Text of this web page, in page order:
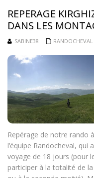
REPERAGE
DANS LES
SABINE38 RANDOCHEVAL
Repérage de notre rando
l’équipe Randocheval,
voyage de 18 jours (pour
participer à la totalité de